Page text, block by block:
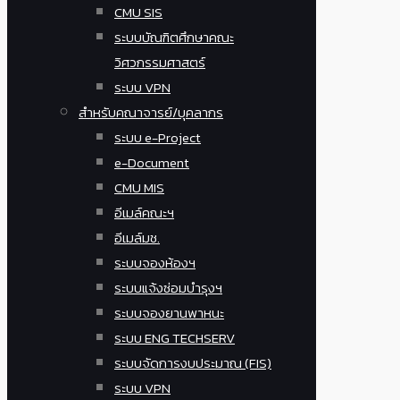
CMU SIS
ระบบบัณฑิตศึกษาคณะ
วิศวกรรมศาสตร์
ระบบ VPN
สำหรับคณาจารย์/บุคลากร
ระบบ e-Project
e-Document
CMU MIS
อีเมล์คณะฯ
อีเมล์มช.
ระบบจองห้องฯ
ระบบแจ้งซ่อมบำรุงฯ
ระบบจองยานพาหนะ
ระบบ ENG TECHSERV
ระบบจัดการงบประมาณ (FIS)
ระบบ VPN